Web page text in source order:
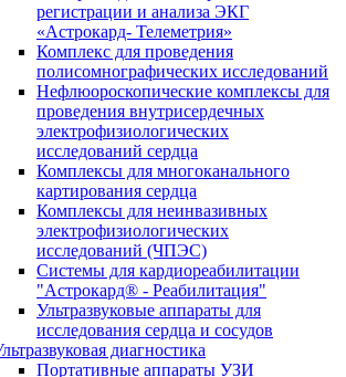
регистрации и анализа ЭКГ
«Астрокард- Телеметрия»
Комплекс для проведения
полисомнографических исследований
Нефлюороскопические комплексы для
проведения внутрисердечных
электрофизиологических
исследований сердца
Комплексы для многоканального
картирования сердца
Комплексы для неинвазивных
электрофизиологических
исследований (ЧПЭС)
Системы для кардиореабилитации
"Астрокард® - Реабилитация"
Ультразвуковые аппараты для
исследования сердца и сосудов
диагностика
Портативные аппараты УЗИ